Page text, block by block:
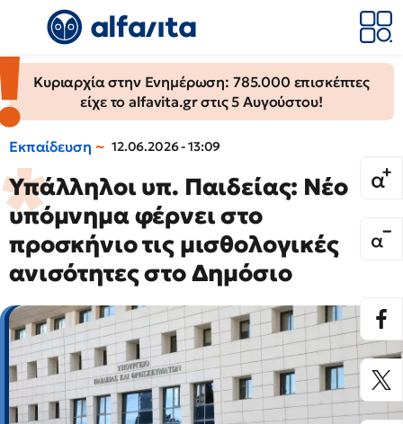
Κυριαρχία στην Ενημέρωση: 785.000 επισκέπτες
είχε το alfavita.gr στις 5 Αυγούστου!
Εκπαίδευση 12.06.2026 - 13:09
Υπάλληλοι υπ. Παιδείας: Νέο
υπόμνημα φέρνει στο
προσκήνιο τις μισθολογικές
ανισότητες στο Δημόσιο